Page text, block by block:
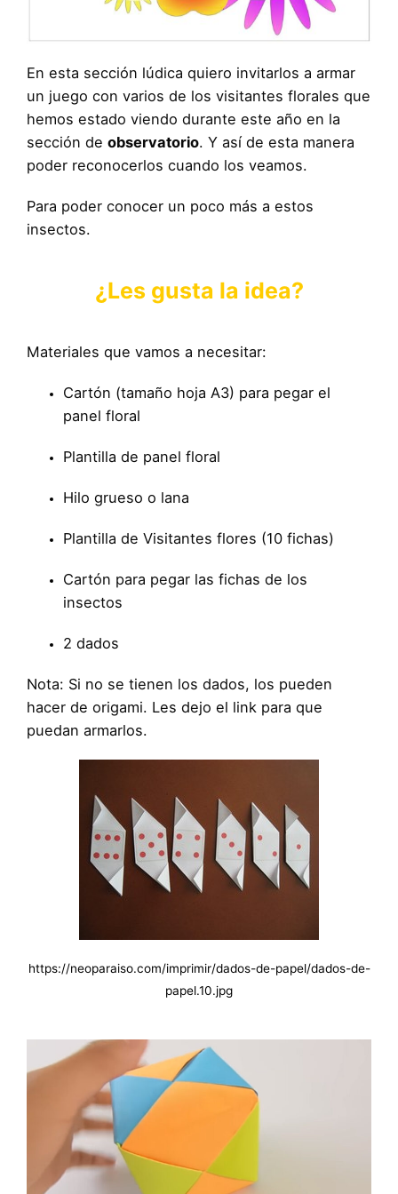
En esta sección lúdica quiero invitarlos a armar
un juego con varios de los visitantes florales que
hemos estado viendo durante este año en la
sección de observatorio. Y así de esta manera
poder reconocerlos cuando los veamos.
Para poder conocer un poco más a estos
insectos.
¿Les gusta la idea?
Materiales que vamos a necesitar:
Cartón (tamaño hoja A3) para pegar el
panel floral
Plantilla de panel floral
Hilo grueso o lana
Plantilla de Visitantes flores (10 fichas)
Cartón para pegar las fichas de los
insectos
2 dados
Nota: Si no se tienen los dados, los pueden
hacer de origami. Les dejo el link para que
puedan armarlos.
https://neoparaiso.com/imprimir/dados-de-papel/dados-de-
papel.10.jpg